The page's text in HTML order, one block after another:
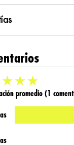
★★★
promedio (1